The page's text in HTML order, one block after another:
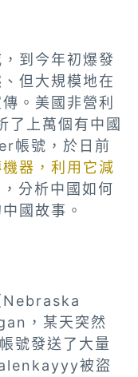
到今年初爆發
但大規模地在
。美國非營利
上萬個有中國
帳號，於日前
機器，利用它減
分析中國如何
國故事。
Nebraska
，某天突然
號發送了大量
被盜